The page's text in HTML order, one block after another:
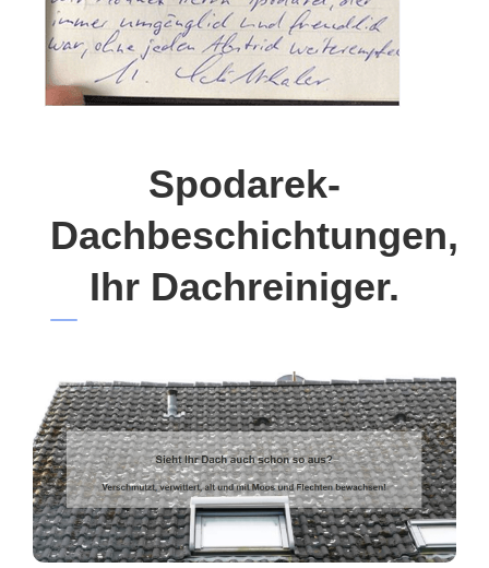
Spodarek-
Dachbeschichtungen,
Ihr Dachreiniger.